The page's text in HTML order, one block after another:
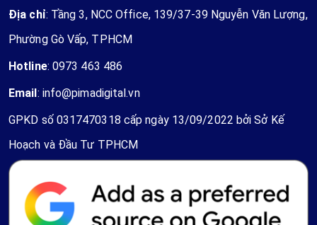
Địa chỉ: Tầng 3, NCC Office, 139/37-39 Nguyễn Văn Lượng,
Phường Gò Vấp, TPHCM
Hotline: 0973 463 486
Email: info@pimadigital.vn
GPKD số 0317470318 cấp ngày 13/09/2022 bởi Sở Kế
Hoạch và Đầu Tư TPHCM